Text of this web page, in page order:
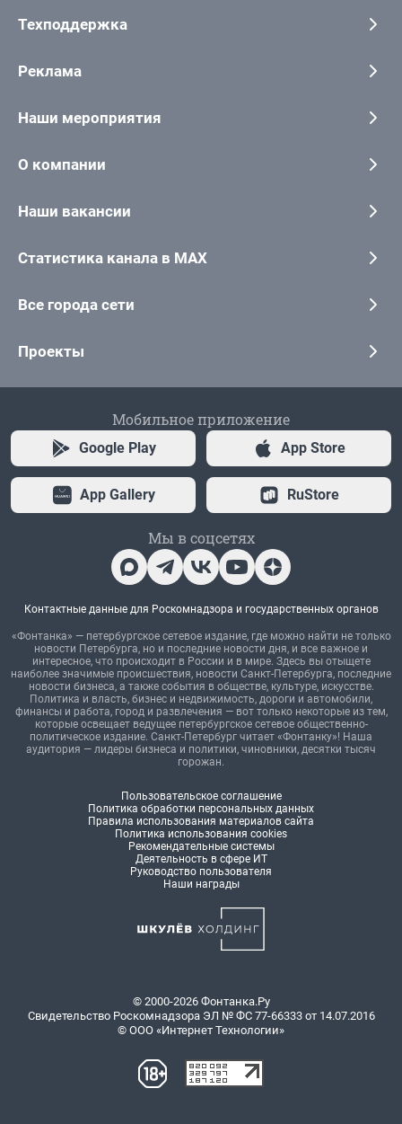
Техподдержка
Реклама
Наши мероприятия
О компании
Наши вакансии
Статистика канала в MAX
Все города сети
Проекты
Мобильное приложение
Google Play App Store
App Gallery RuStore
Мы в соцсетях
Контактные данные для Роскомнадзора и государственных органов
«Фонтанка» — петербургское сетевое издание, где можно найти не только
новости Петербурга, но и последние новости дня, и все важное и
интересное, что происходит в России и в мире. Здесь вы отыщете
наиболее значимые происшествия, новости Санкт-Петербурга, последние
новости бизнеса, а также события в обществе, культуре, искусстве.
Политика и власть, бизнес и недвижимость, дороги и автомобили,
финансы и работа, город и развлечения — вот только некоторые из тем,
которые освещает ведущее петербургское сетевое общественно-
политическое издание. Санкт-Петербург читает «Фонтанку»! Наша
аудитория — лидеры бизнеса и политики, чиновники, десятки тысяч
горожан.
Пользовательское соглашение
Политика обработки персональных данных
Правила использования материалов сайта
Политика использования cookies
Рекомендательные системы
Деятельность в сфере ИТ
Руководство пользователя
Наши награды
© 2000-2026 Фонтанка.Ру
Свидетельство Роскомнадзора ЭЛ № ФС 77-66333 от 14.07.2016
© ООО «Интернет Технологии»